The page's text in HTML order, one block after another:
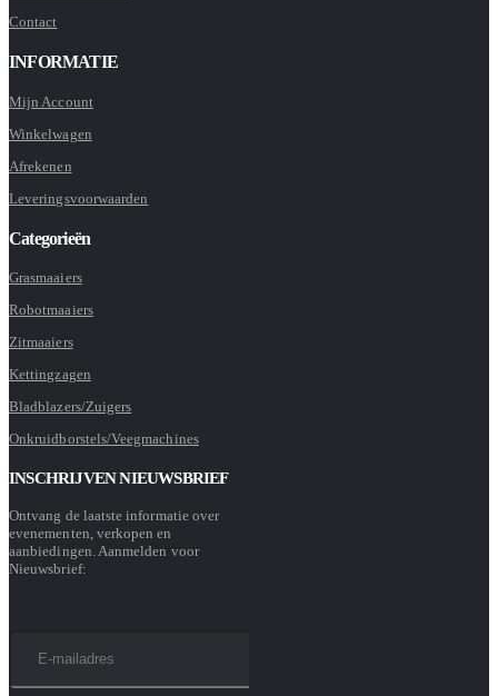
Contact
INFORMATIE
Mijn Account
Winkelwagen
Afrekenen
Leveringsvoorwaarden
Categorieën
Grasmaaiers
Robotmaaiers
Zitmaaiers
Kettingzagen
Bladblazers/Zuigers
Onkruidborstels/Veegmachines
INSCHRIJVEN NIEUWSBRIEF
Ontvang de laatste informatie over
evenementen, verkopen en
aanbiedingen. Aanmelden voor
Nieuwsbrief: